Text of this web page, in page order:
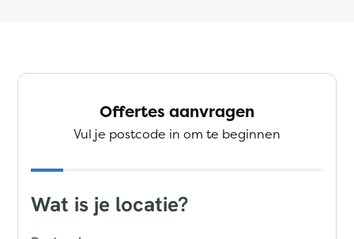
Offertes aanvragen
Vul je postcode in om te beginnen